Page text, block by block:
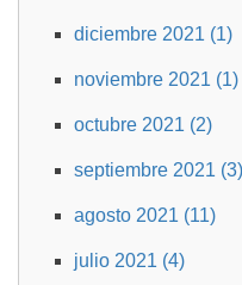
diciembre 2021 (1)
noviembre 2021 (1)
octubre 2021 (2)
septiembre 2021 (3)
agosto 2021 (11)
julio 2021 (4)